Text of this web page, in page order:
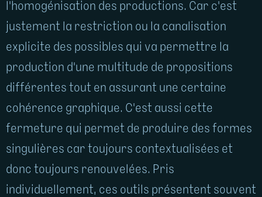
l'homogénisation des productions. Car c'est
justement la restriction ou la canalisation
explicite des possibles qui va permettre la
production d'une multitude de propositions
différentes tout en assurant une certaine
cohérence graphique. C'est aussi cette
fermeture qui permet de produire des formes
singulières car toujours contextualisées et
donc toujours renouvelées. Pris
individuellement, ces outils présentent souvent